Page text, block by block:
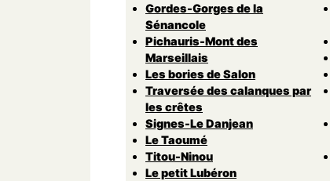
Gordes-Gorges de la
Sénancole
Pichauris-Mont des
Marseillais
Les bories de Salon
Traversée des calanques par
les crêtes
Signes-Le Danjean
Le Taoumé
Titou-Ninou
Le petit Lubéron